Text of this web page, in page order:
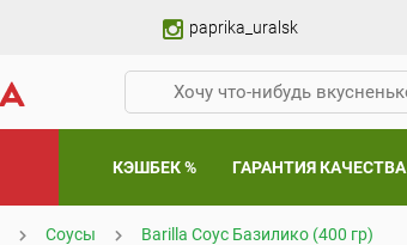
paprika_uralsk
КЭШБЕК % ГАРАНТИЯ КАЧЕСТВА
Соусы Barilla Соус Базилико (400 гр)